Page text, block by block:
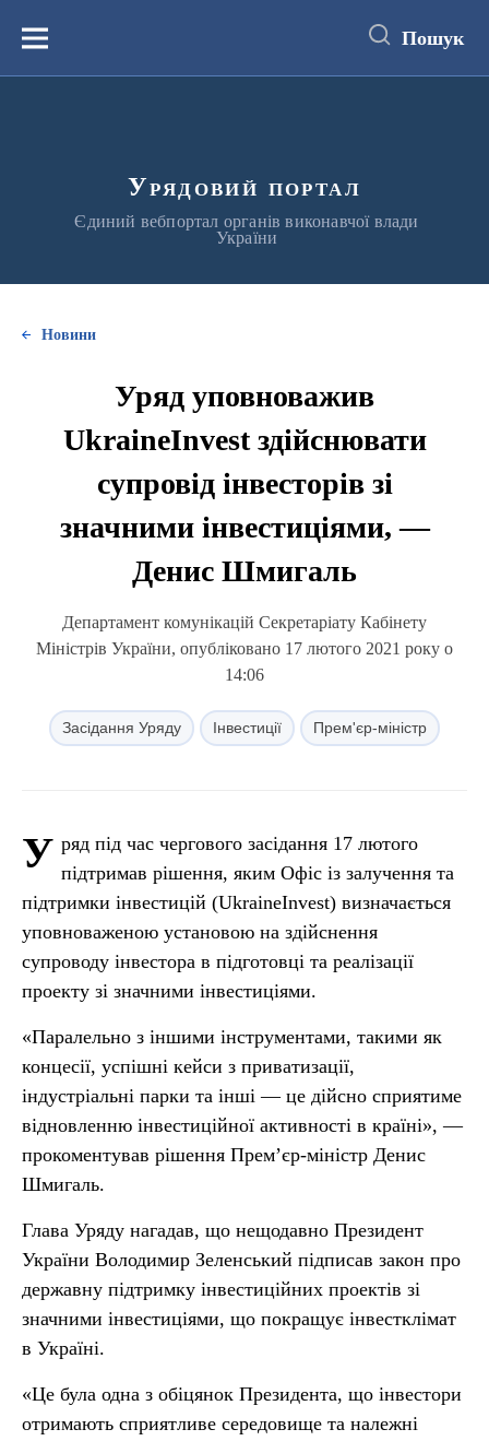
вмістуМеню Пошук
Урядовий портал
Єдиний вебпортал органів виконавчої влади
України
Новини
Уряд уповноважив
UkraineInvest здійснювати
супровід інвесторів зі
значними інвестиціями, —
Денис Шмигаль
Департамент комунікацій Секретаріату Кабінету
Міністрів України, опубліковано 17 лютого 2021 року о
14:06
Засідання Уряду Інвестиції Прем'єр-міністр
У ряд під час чергового засідання 17 лютого
підтримав рішення, яким Офіс із залучення та
підтримки інвестицій (UkraineInvest) визначається
уповноваженою установою на здійснення
супроводу інвестора в підготовці та реалізації
проекту зі значними інвестиціями.
«Паралельно з іншими інструментами, такими як
концесії, успішні кейси з приватизації,
індустріальні парки та інші — це дійсно сприятиме
відновленню інвестиційної активності в країні», —
прокоментував рішення Прем’єр-міністр Денис
Шмигаль.
Глава Уряду нагадав, що нещодавно Президент
України Володимир Зеленський підписав закон про
державну підтримку інвестиційних проектів зі
значними інвестиціями, що покращує інвестклімат
в Україні.
«Це була одна з обіцянок Президента, що інвестори
отримають сприятливе середовище та належні